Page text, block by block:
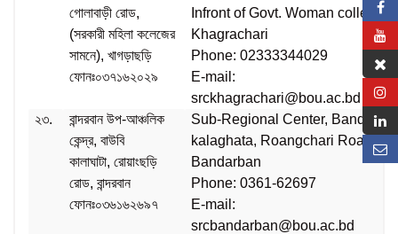
গোলাবাড়ী রোড,
(সরকারী মহিলা কলেজের
সামনে), খাগড়াছড়ি
ফোনঃ০৩৭১৬২০২৯
Infront of Govt. Woman college,
Khagrachari
Phone: 02333344029
E-mail:
srckhagrachari@bou.ac.bd
২৩.
বান্দরবান উপ-আঞ্চলিক
কেন্দ্র, বাউবি
কালাঘাটা, রোয়াংছড়ি
রোড, বান্দরবান
ফোনঃ০৩৬১৬২৬৯৭
Sub-Regional Center,
kalaghata, Roangchari Road,
Bandarban
Phone: 0361-62697
E-mail:
srcbandarban@bou.ac.bd